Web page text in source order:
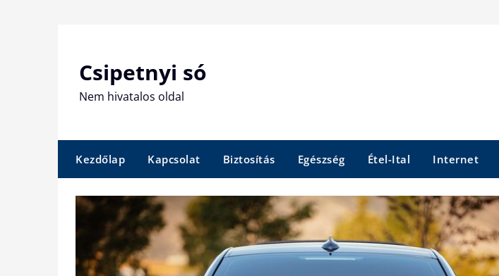
Csipetnyi só
Nem hivatalos oldal
Kezdőlap Kapcsolat Biztosítás Egészség Étel-Ital Internet